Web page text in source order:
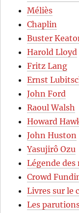
Méliès
Chaplin
Buster
Harold Lloyd
Fritz Lang
Ernst
John Ford
Raoul Walsh
Howard
John Huston
Yasujirô Ozu
Légende des
Crowd
Livres sur le
Les